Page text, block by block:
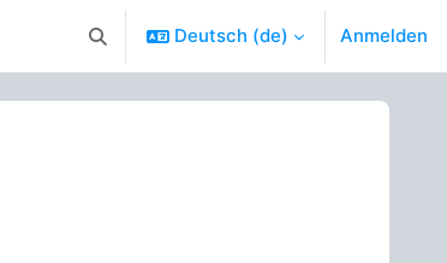
Sucheingabe umschalten
Deutsch ‎(de)‎ Anmelden